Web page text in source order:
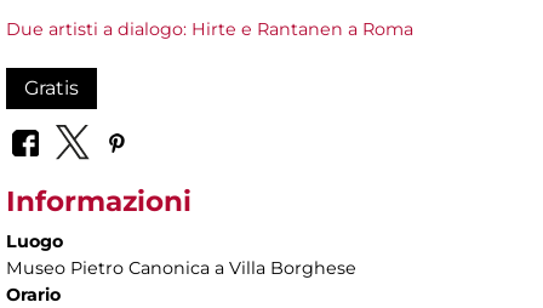
Due artisti a dialogo: Hirte e Rantanen a Roma
Gratis
Informazioni
Luogo
Museo Pietro Canonica a Villa Borghese
Orario